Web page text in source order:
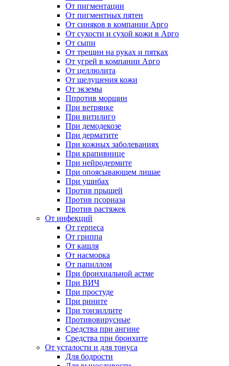
От пигментации
От пигментных пятен
От синяков в компании Арго
От сухости и сухой кожи в Арго
От сыпи
От трещин на руках и пятках
От угрей в компании Арго
От целлюлита
От шелушения кожи
От экземы
Ппротив морщин
При ветрянке
При витилиго
При демодекозе
При дерматите
При кожных заболеваниях
При крапивнице
При нейродермите
При опоясывающем лишае
При ушибах
Против прыщей
Против псориаза
Против растяжек
От инфекций
От герпеса
От гриппа
От кашля
От насморка
От папиллом
При бронхиальной астме
При ВИЧ
При простуде
При рините
При тонзиллите
Противовирусные
Средства при ангине
Средства при бронхите
От усталости и для тонуса
Для бодрости